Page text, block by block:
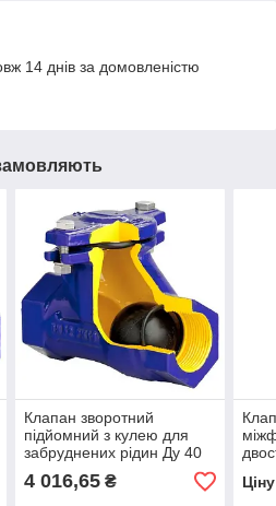
14 днів за домовленістю
Клапан зворотний
підйомний з кулею для
забруднених рідин Ду 40
Zetkama 401 (Польща)
4 016,65₴